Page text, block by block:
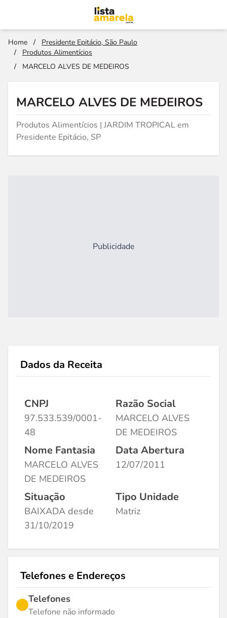
Home /
Presidente Epitácio, São Paulo
/
Produtos Alimentícios
/
MARCELO ALVES DE MEDEIROS
MARCELO ALVES DE MEDEIROS
Produtos Alimentícios | JARDIM TROPICAL em
Presidente Epitácio, SP
Publicidade
Dados da Receita
CNPJ
97.533.539/0001-
48
Razão Social
MARCELO ALVES
DE MEDEIROS
Nome Fantasia
MARCELO ALVES
DE MEDEIROS
Data Abertura
12/07/2011
Situação
BAIXADA desde
31/10/2019
Tipo Unidade
Matriz
Telefones e Endereços
Telefones
Telefone não informado